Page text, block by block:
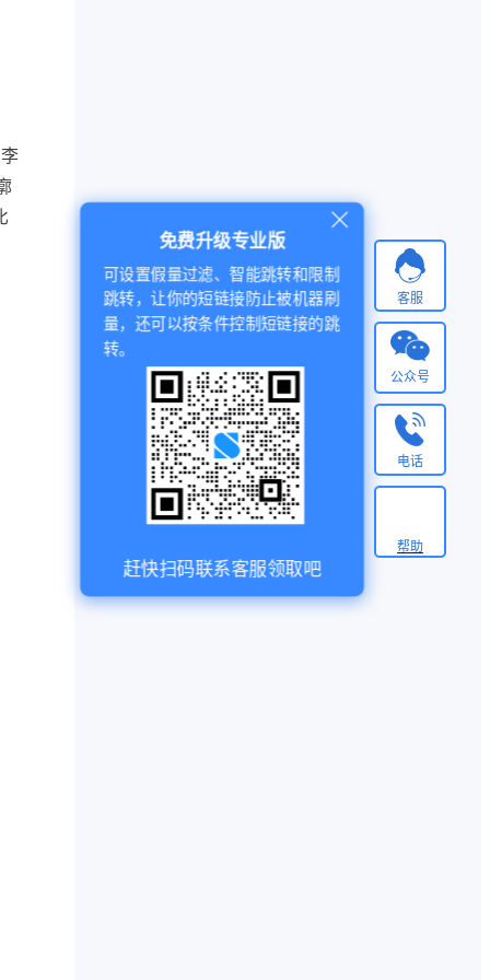
客服
免费升级专业版
可设置假量过滤、智能跳转和限制
跳转，让你的短链接防止被机器刷
量，还可以按条件控制短链接的跳
转。
赶快扫码联系客服领取吧
公众号
电话
帮助